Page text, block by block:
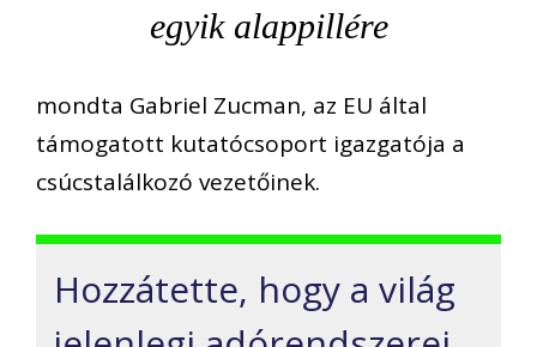
egyik alappillére
mondta Gabriel Zucman, az EU által
támogatott kutatócsoport igazgatója a
csúcstalálkozó vezetőinek.
Hozzátette, hogy a világ